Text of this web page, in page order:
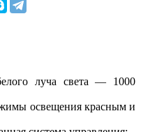
луча света — 1000
освещения красным и